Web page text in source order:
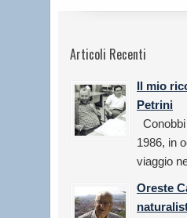
Articoli Recenti
Il mio
Petrini
1986, in
viaggio
Oreste